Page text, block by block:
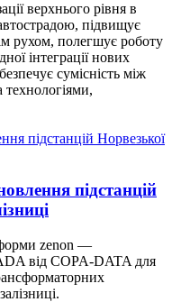
верхнього рівня в
підвищує
рухом, полегшує роботу
інтеграції нових
сумісність між
підстанцій
zenon —
від COPA-DATA для